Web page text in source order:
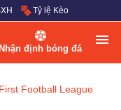
Tỷ lệ Kèo
Nhận định bóng đá
Football League